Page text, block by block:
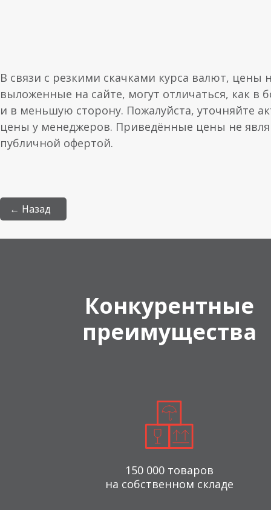
В связи с резкими скачками курса валют, цены
выложенные на сайте, могут отличаться, как в
и в меньшую сторону. Пожалуйста, уточняйте
цены у менеджеров. Приведённые цены не
публичной офертой.
← Назад
Конкурентные
преимущества
150 000 товаров
на собственном складе